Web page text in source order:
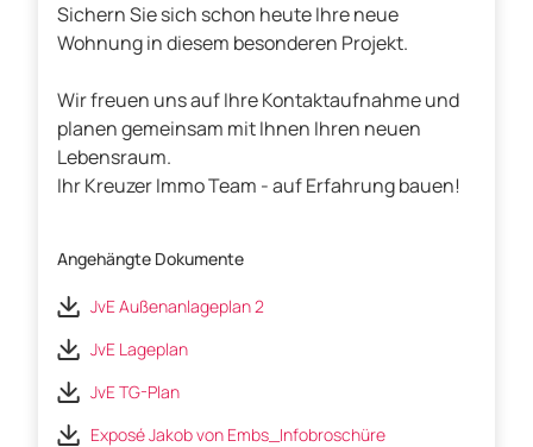
Sichern Sie sich schon heute Ihre neue
Wohnung in diesem besonderen Projekt.
Wir freuen uns auf Ihre Kontaktaufnahme und
planen gemeinsam mit Ihnen Ihren neuen
Lebensraum.
Ihr Kreuzer Immo Team - auf Erfahrung bauen!
Angehängte Dokumente
JvE Außenanlageplan 2
JvE Lageplan
JvE TG-Plan
Exposé Jakob von Embs_Infobroschüre